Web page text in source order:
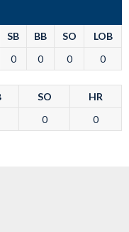
SB BB SO
LOB
0 0 0 0
SO
HR
0 0